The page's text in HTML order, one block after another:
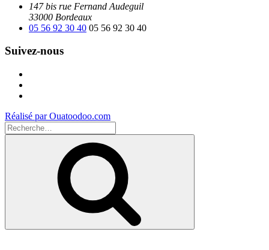
147 bis rue Fernand Audeguil
33000 Bordeaux
05 56 92 30 40 05 56 92 30 40
Suivez-nous
Réalisé par Ouatoodoo.com
Recherche
pour